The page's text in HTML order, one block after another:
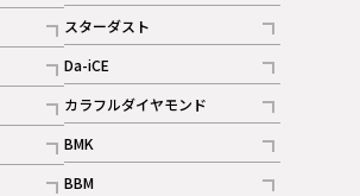
記事
ギャラリー
スターダスト
記事
Da-iCE
記事
カラフルダイヤモンド
記事
BMK
記事
BBM